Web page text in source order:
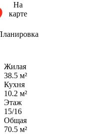
На
карте
Жилая
38.5 м²
Кухня
10.2 м²
Этаж
15/16
Общая
70.5 м²